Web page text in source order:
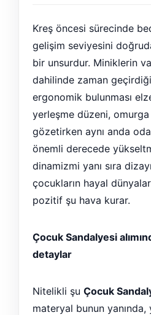
Kreş öncesi sürecinde
gelişim seviyesini
bir unsurdur. Miniklerin
dahilinde zaman
ergonomik bulunması
yerleşme düzeni,
gözetirken aynı anda
önemli derecede
dinamizmi yanı sıra
çocukların hayal
pozitif şu hava kurar.
Çocuk Sandalyesi
detaylar
Nitelikli şu Çocuk
materyal bunun